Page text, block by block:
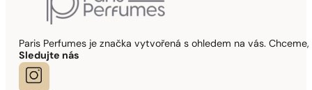
Paris Perfumes je značka vytvořená s ohledem na vás.
Sledujte nás